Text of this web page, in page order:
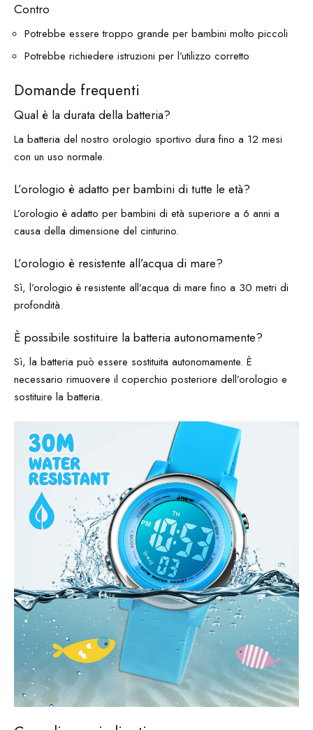
Contro
Potrebbe essere troppo grande per bambini molto piccoli
Potrebbe richiedere istruzioni per l’utilizzo corretto
Domande frequenti
Qual è la durata della batteria?
La batteria del nostro orologio sportivo dura fino a 12 mesi
con un uso normale.
L’orologio è adatto per bambini di tutte le età?
L’orologio è adatto per bambini di età superiore a 6 anni a
causa della dimensione del cinturino.
L’orologio è resistente all’acqua di mare?
Sì, l’orologio è resistente all’acqua di mare fino a 30 metri di
profondità.
È possibile sostituire la batteria autonomamente?
Sì, la batteria può essere sostituita autonomamente. È
necessario rimuovere il coperchio posteriore dell’orologio e
sostituire la batteria.